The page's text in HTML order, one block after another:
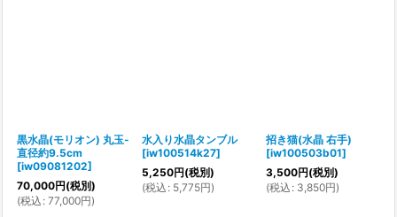
黒水晶(モリオン) 丸玉-
直径約9.5cm
[iw09081202]
70,000円(税別)
(税込 : 77,000円)
水入り水晶タンブル
[iw100514k27]
5,250円(税別)
(税込 : 5,775円)
招き猫(水晶 右手)
[iw100503b01]
3,500円(税別)
(税込 : 3,850円)